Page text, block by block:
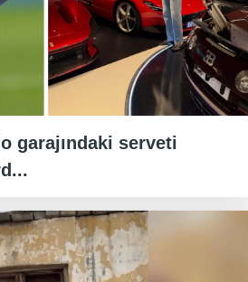
garajındaki serveti